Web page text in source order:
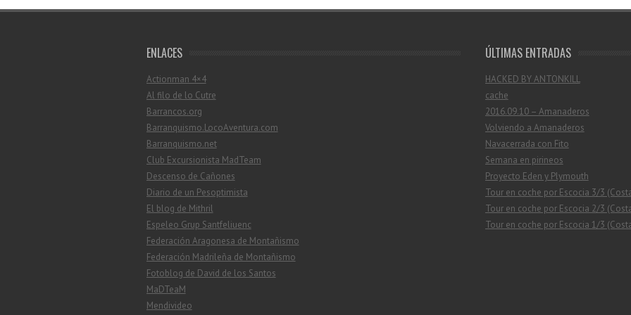
ENLACES
Actionman 4×4
Al filo de lo Cutre
Barrancos.org
Barranquismo.LocoAventura.com
Barranquismo.net
Club Excursionista MadTeam
Descenso de Cañones
Diario de un Pesoptimista
El blog de Mithril
Espeleo Grup Santfeliuenc
Federación Aragonesa de Montañismo
Federación Madrileña de Montañismo
Fotoblog de David de los Santos
MaDTeaM
Mendivideo
ÚLTIMAS ENTRADAS
HACKED BY ANTONKILL
cache
2016.09.10 – Amanaderos
Volviendo a Amanaderos
Navacerrada con Fito
Semana en pirineos
Proyecto Eden y Plymouth
Tour en coche por Escocia 3/3
Tour en coche por Escocia 2/3
Tour en coche por Escocia 1/3